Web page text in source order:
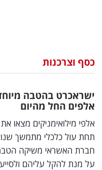
וצרכנות
דיגיטל
וטק
שיווק
ופרסום
כסף וצרכנות
ישראכרט בהטבה
אלפים החל מהיום
אלפי מילואימניקים מצאו
תחת עול כלכלי מתמשך
חברת האשראי משיקה
על מנת להקל עליהם